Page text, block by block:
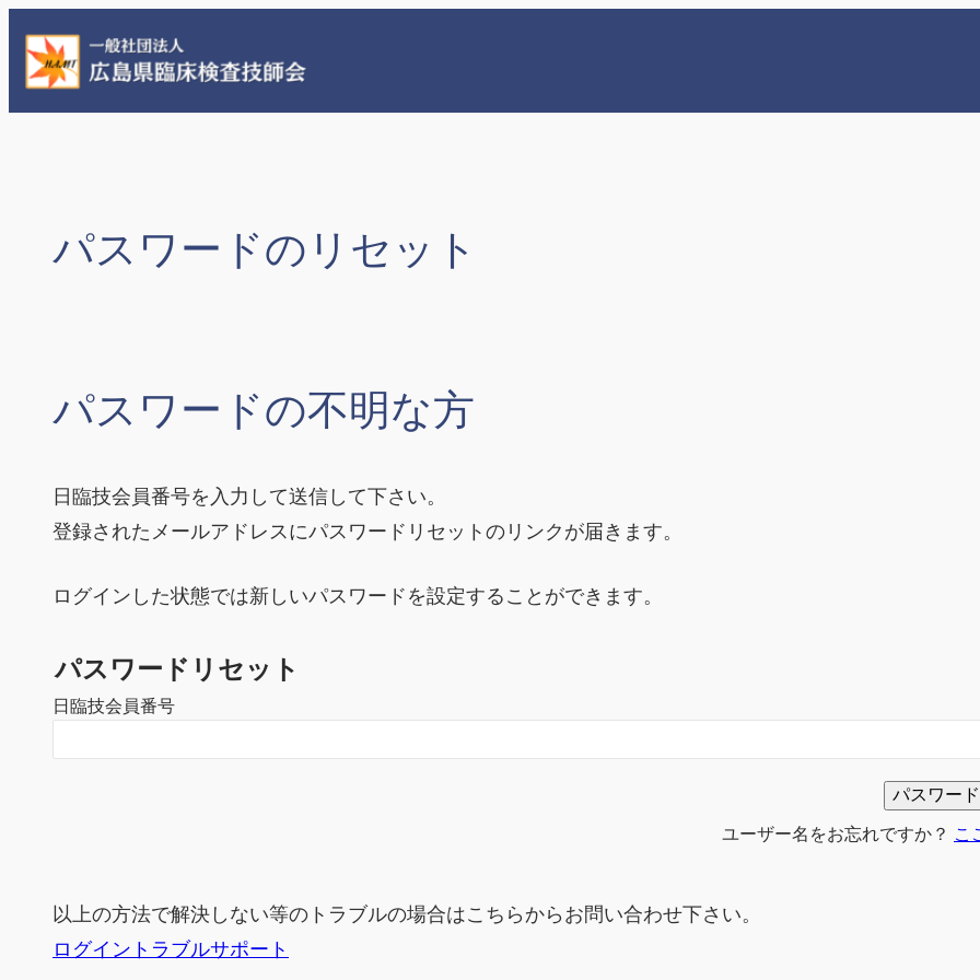
パスワードのリセット
パスワードの不明な方
日臨技会員番号を入力して送信して下さい。
登録されたメールアドレスにパスワードリセットのリンクが届きます。
ログインした状態では新しいパスワードを設定することができます。
パスワードリセット
日臨技会員番号
ユーザー名をお忘れですか？ こ
以上の方法で解決しない等のトラブルの場合はこちらからお問い合わせ下さい。
ログイントラブルサポート